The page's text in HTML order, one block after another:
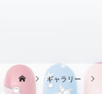
ギャラリー